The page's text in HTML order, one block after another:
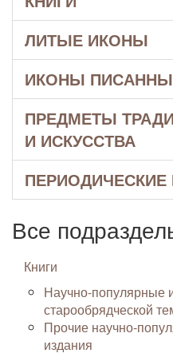
ЛИТЫЕ ИКОНЫ
ИКОНЫ
ПРЕДМЕТЫ
И ИСКУССТВА
ПЕРИОДИЧЕСКИЕ
Все
Книги
Научно-популярные
старообрядческой
Прочие научно-
издания